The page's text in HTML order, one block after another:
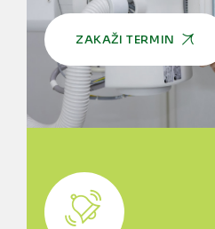
ZAKAŽI TERMIN